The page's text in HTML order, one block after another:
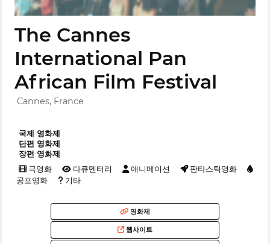
The Cannes
International Pan
African Film Festival
Cannes, France
국제 영화제
단편 영화제
장편 영화제
극영화 다큐멘터리 애니메이션
판타스틱영화
공포영화
기타
영화제
웹사이트